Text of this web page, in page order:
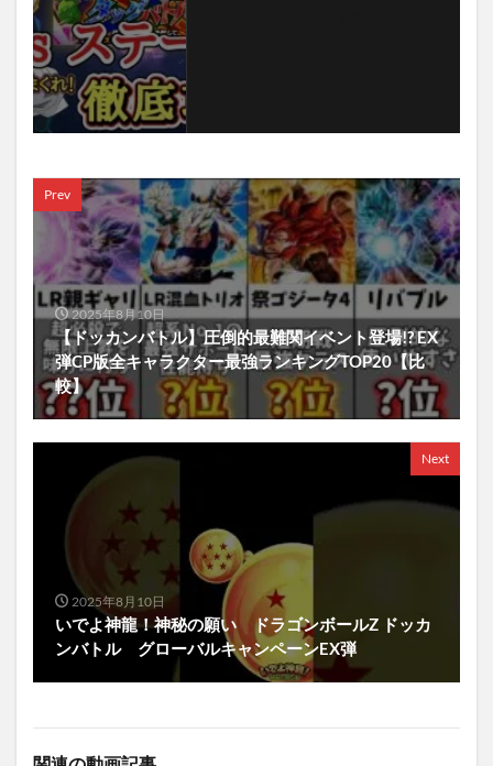
Prev
2025年8月10日
【ドッカンバトル】圧倒的最難関イベント登場!? EX
弾CP版全キャラクター最強ランキングTOP20【比
較】
Next
2025年8月10日
いでよ神龍！神秘の願い ドラゴンボールZ ドッカ
ンバトル グローバルキャンペーンEX弾